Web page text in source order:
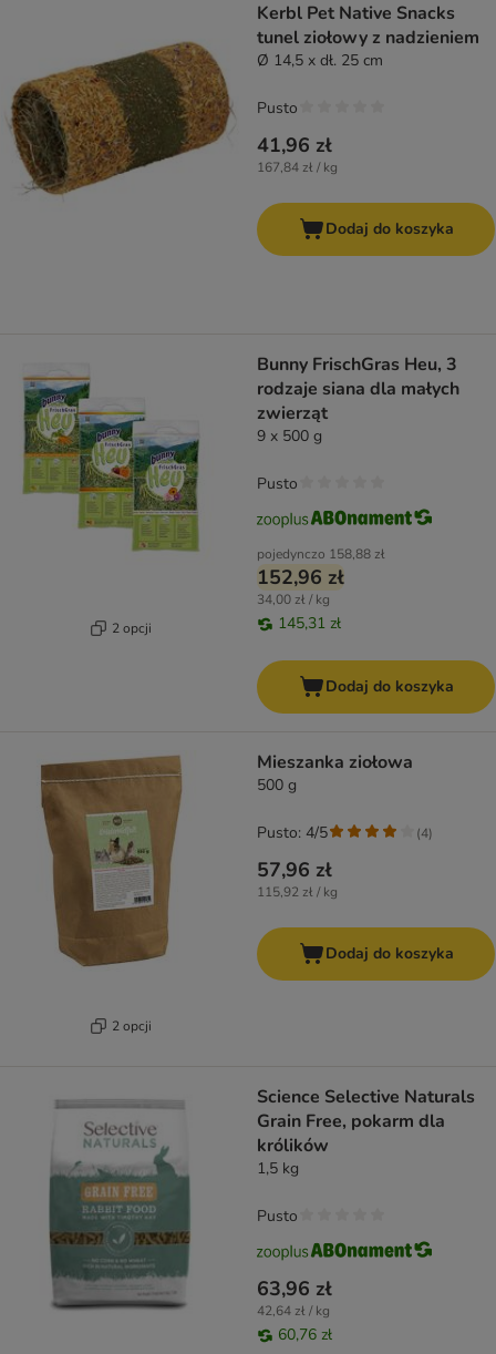
Kerbl Pet Native Snacks
tunel ziołowy z nadzieniem
Ø 14,5 x dł. 25 cm
41,96 zł
167,84 zł / kg
Pusto
Dodaj do koszyka
2 opcji
Bunny FrischGras Heu, 3
rodzaje siana dla małych
zwierząt
9 x 500 g
pojedynczo 158,88 zł
152,96 zł
34,00 zł / kg
145,31 zł
Pusto
Dodaj do koszyka
2 opcji
Mieszanka ziołowa
500 g
57,96 zł
115,92 zł / kg
Pusto: 4/5 (4)
Dodaj do koszyka
Science Selective Naturals
Grain Free, pokarm dla
królików
1,5 kg
63,96 zł
42,64 zł / kg
60,76 zł
Pusto